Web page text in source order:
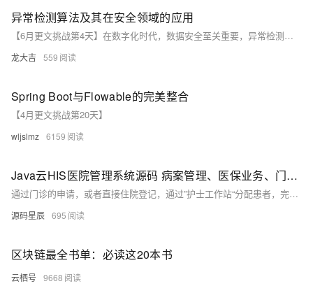
异常检测算法及其在安全领域的应用
【6月更文挑战第4天】在数字化时代，数据安全至关重要，异常检测算法扮演着守护者角色。它能自动学习正常行为模式，及时发现网络攻击和欺诈行为。非监督式异常检测算法尤其重要，如基于距离的方法，通过计算数据点间距离识别偏离常规的点。Python的scikit-learn库可实现这一算法。异常检测不仅应用于金融领域的欺诈检测，还广泛用于工业监控、医疗诊断和社交媒体分析，为多领域数据安全提供保障。随着技术进步，异常检测将更智能、高效，成为数据安全的重要防线。
龙大吉 559
Spring Boot与Flowable的完美整合
【4月更文挑战第20天】
wljslmz 6159
Java云HIS医院管理系统源码 病案管理、医保业务、门诊、住院、电子病历编辑器
通过门诊的申请，或者直接住院登记，通过”护士工作站“分配患者，完成后，进入医生患者列表，医生对应开具”长期医嘱“和”临时医嘱“，并在电子病历中，记录病情。病人出院时，停止长期医嘱，开具出院医嘱。进入出院审核，审核医嘱与住院通过后，病人结清缴费，完成出院。
源码星辰 695
区块链最全书单：必读这20本书
云栖号 9668